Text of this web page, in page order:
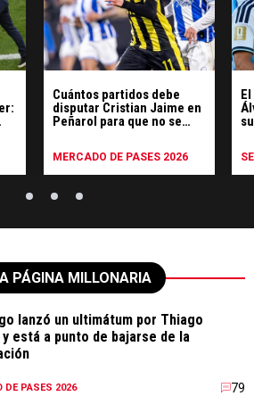
Cuántos partidos debe
disputar Cristian Jaime en
Peñarol para que no se
MERCADO DE PASES 2026
PÁGINA MILLONARIA
lanzó un ultimátum por Thiago
y está a punto de bajarse de la
DE PASES 2026 79